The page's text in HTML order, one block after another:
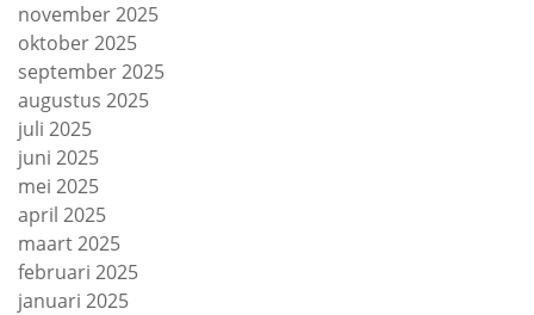
november 2025
oktober 2025
september 2025
augustus 2025
juli 2025
juni 2025
mei 2025
april 2025
maart 2025
februari 2025
januari 2025